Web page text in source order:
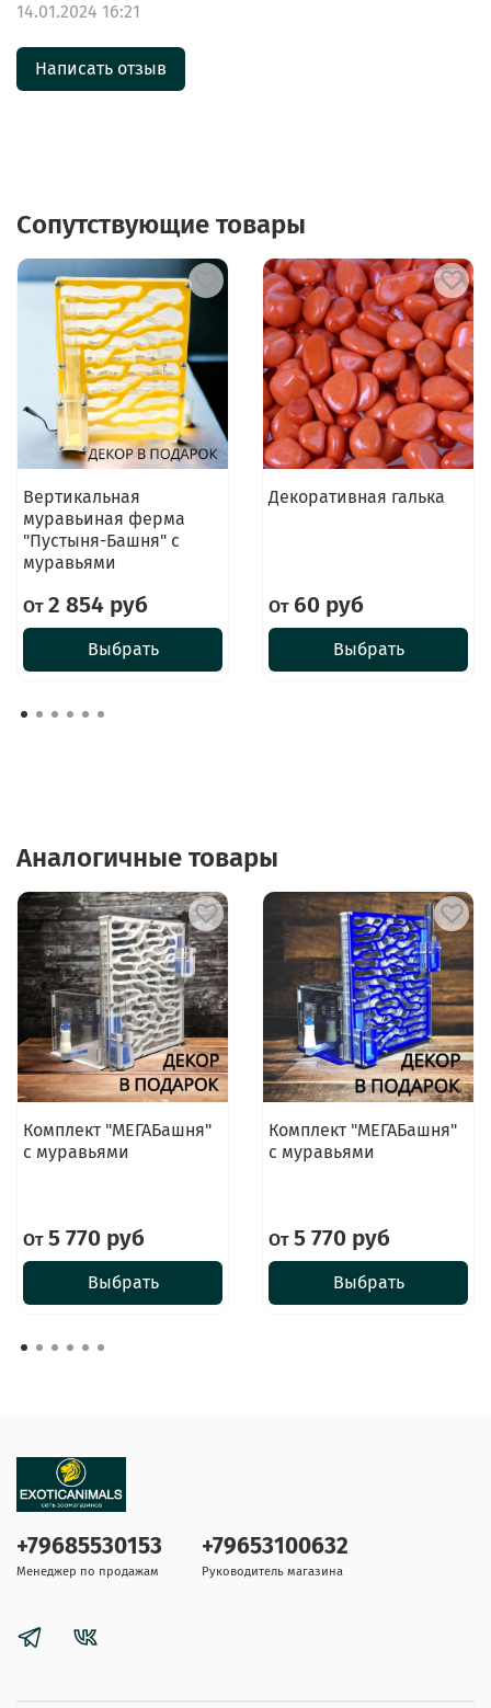
14.01.2024 16:21
Написать отзыв
Сопутствующие товары
Вертикальная
муравьиная ферма
"Пустыня-Башня" с
муравьями
От2 854 руб
Выбрать
Декоративная галька
От60 руб
Выбрать
Аналогичные товары
Комплект "МЕГАБашня"
с муравьями
От5 770 руб
Выбрать
Комплект "МЕГАБашня"
с муравьями
От5 770 руб
Выбрать
+79685530153
Менеджер по продажам
+79653100632
Руководитель магазина